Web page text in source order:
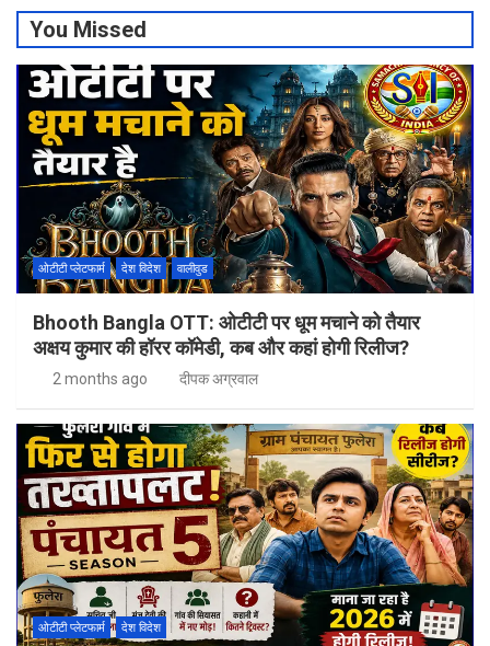
You Missed
ओटीटी प्लेटफार्म देश विदेश वालीवुड
Bhooth Bangla OTT: ओटीटी पर धूम मचाने को तैयार
अक्षय कुमार की हॉरर कॉमेडी, कब और कहां होगी रिलीज?
2 months ago दीपक अग्रवाल
ओटीटी प्लेटफार्म देश विदेश